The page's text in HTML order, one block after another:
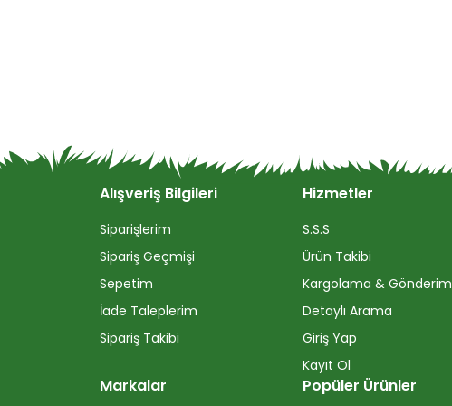
Alışveriş Bilgileri
Siparişlerim
Sipariş Geçmişi
Sepetim
İade Taleplerim
Sipariş Takibi
Hizmetler
S.S.S
Ürün Takibi
Kargolama & Gönderim
Detaylı Arama
Giriş Yap
Kayıt Ol
Markalar Popüler Ürünler